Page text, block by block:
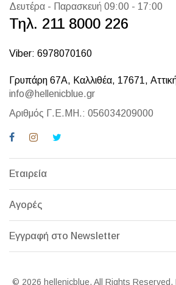
Δευτέρα - Παρασκευή 09:00 - 17:00
Τηλ. 211 8000 226
Viber: 6978070160
Γρυπάρη 67Α, Καλλιθέα, 17671,
info@hellenicblue.gr
Αριθμός Γ.Ε.ΜΗ.: 056034209000
Εταιρεία
Αγορές
Εγγραφή στο Newsletter
© 2026 hellenicblue. All Rights Reserved.